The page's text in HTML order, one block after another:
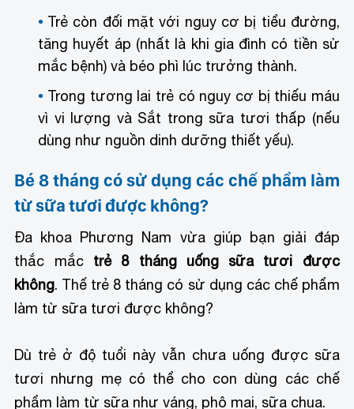
Trẻ còn đối mặt với nguy cơ bị tiểu đường,
tăng huyết áp (nhất là khi gia đình có tiền sử
mắc bệnh) và béo phì lúc trưởng thành.
Trong tương lai trẻ có nguy cơ bị thiếu máu
vì vi lượng và Sắt trong sữa tươi thấp (nếu
dùng như nguồn dinh dưỡng thiết yếu).
Bé 8 tháng có sử dụng các chế phẩm làm
từ sữa tươi được không?
Đa khoa Phương Nam vừa giúp bạn giải đáp
thắc mắc trẻ 8 tháng uống sữa tươi được
không. Thế trẻ 8 tháng có sử dụng các chế phẩm
làm từ sữa tươi được không?
Dù trẻ ở độ tuổi này vẫn chưa uống được sữa
tươi nhưng mẹ có thể cho con dùng các chế
phẩm làm từ sữa như váng, phô mai, sữa chua.